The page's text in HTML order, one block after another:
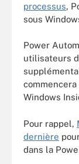
processus,
sous
Power
utilisateurs
Windows
Pour rappel,
dernière
dans la